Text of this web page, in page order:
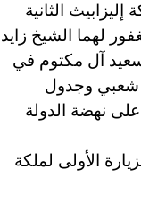
إليزابيث الثانية
لهما الشيخ زايد
آل مكتوم في
شعبي وجدول
على نهضة الدولة
الأولى لملكة